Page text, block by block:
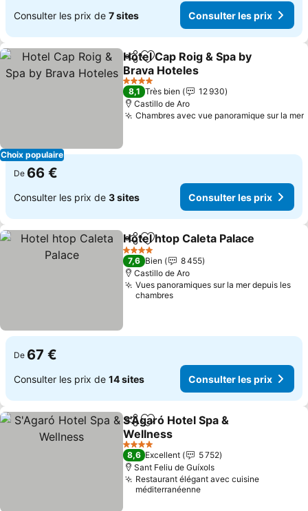
Consulter les prix de 7 sites Consulter les prix
Choix populaire
PartagerAjouter à mes favoris
Hotel Cap Roig & Spa by
Brava Hoteles
4 Étoiles
8,1 Très bien
12 930
Castillo de Aro
Chambres avec vue panoramique sur la mer
De 66 €
Consulter les prix de 3 sites Consulter les prix
PartagerAjouter à mes favoris
Hotel htop Caleta Palace
4 Étoiles
7,6 Bien
8 455
Castillo de Aro
Vues panoramiques sur la mer depuis les
chambres
De 67 €
Consulter les prix de 14 sites Consulter les prix
PartagerAjouter à mes favoris
S'Agaró Hotel Spa &
Wellness
4 Étoiles
8,6 Excellent
5 752
Sant Feliu de Guíxols
Restaurant élégant avec cuisine
méditerranéenne